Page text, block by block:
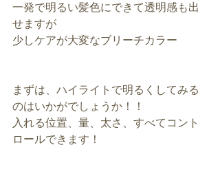
一発で明るい髪色にできて透明感も出
せますが
少しケアが大変なブリーチカラー
まずは、ハイライトで明るくしてみる
のはいかがでしょうか！！
入れる位置、量、太さ、すべてコント
ロールできます！